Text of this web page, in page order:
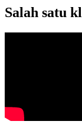
Salah satu